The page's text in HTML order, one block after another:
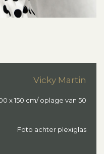
Vicky Martin
x 150 cm/ oplage van 50
Foto achter plexiglas